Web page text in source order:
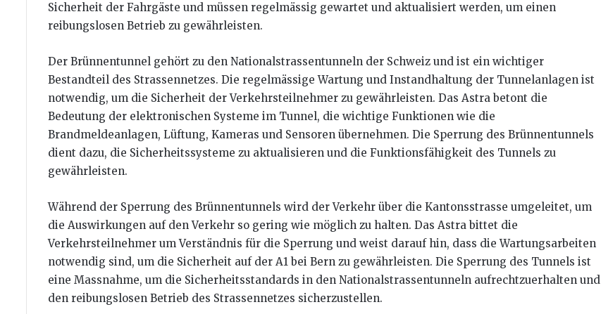
Sicherheit der Fahrgäste und müssen regelmässig gewartet und aktualisiert werden, um einen
reibungslosen Betrieb zu gewährleisten.
Der Brünnentunnel gehört zu den Nationalstrassentunneln der Schweiz und ist ein wichtiger
Bestandteil des Strassennetzes. Die regelmässige Wartung und Instandhaltung der Tunnelanlagen ist
notwendig, um die Sicherheit der Verkehrsteilnehmer zu gewährleisten. Das Astra betont die
Bedeutung der elektronischen Systeme im Tunnel, die wichtige Funktionen wie die
Brandmeldeanlagen, Lüftung, Kameras und Sensoren übernehmen. Die Sperrung des Brünnentunnels
dient dazu, die Sicherheitssysteme zu aktualisieren und die Funktionsfähigkeit des Tunnels zu
gewährleisten.
Während der Sperrung des Brünnentunnels wird der Verkehr über die Kantonsstrasse umgeleitet, um
die Auswirkungen auf den Verkehr so gering wie möglich zu halten. Das Astra bittet die
Verkehrsteilnehmer um Verständnis für die Sperrung und weist darauf hin, dass die Wartungsarbeiten
notwendig sind, um die Sicherheit auf der A1 bei Bern zu gewährleisten. Die Sperrung des Tunnels ist
eine Massnahme, um die Sicherheitsstandards in den Nationalstrassentunneln aufrechtzuerhalten und
den reibungslosen Betrieb des Strassennetzes sicherzustellen.